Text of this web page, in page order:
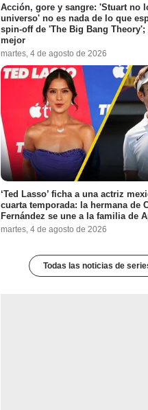
Acción, gore y sangre: 'Stuart no
universo' no es nada de lo que
spin-off de 'The Big Bang Theory';
mejor
martes, 4 de agosto de 2026
‘Ted Lasso’ ficha a una actriz
cuarta temporada: la hermana de
Fernández se une a la familia de
martes, 4 de agosto de 2026
Todas las noticias de